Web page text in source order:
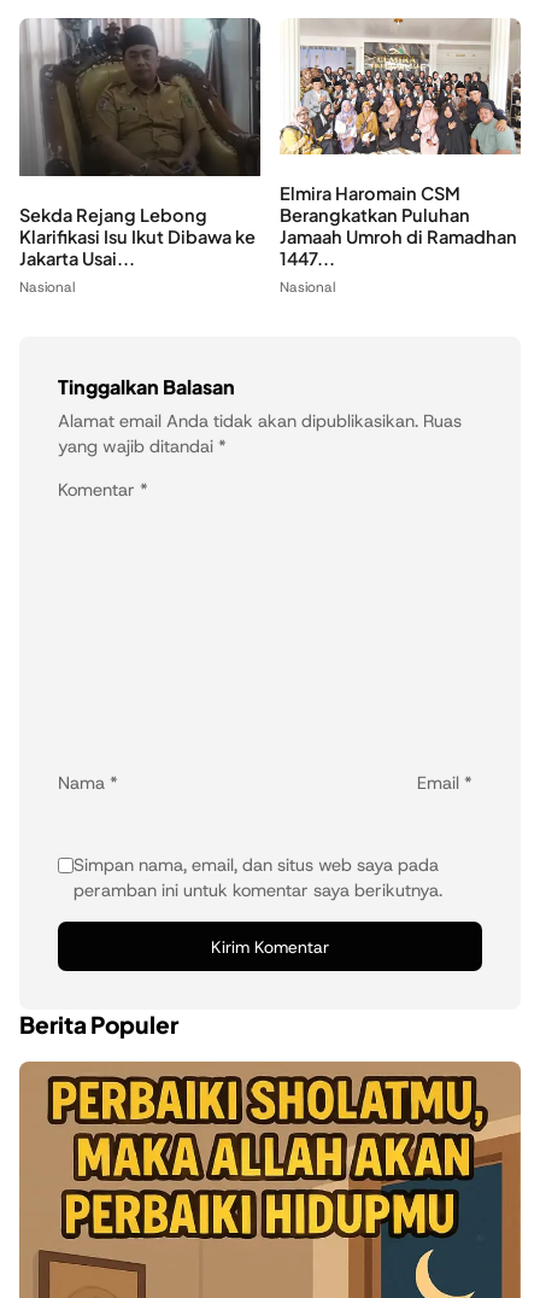
Sekda Rejang Lebong
Klarifikasi Isu Ikut Dibawa ke
Jakarta Usai...
Nasional
Elmira Haromain CSM
Berangkatkan Puluhan
Jamaah Umroh di Ramadhan
1447...
Nasional
Tinggalkan Balasan
Alamat email Anda tidak akan dipublikasikan. Ruas
yang wajib ditandai *
Komentar *
Nama * Email *
Simpan nama, email, dan situs web saya pada
peramban ini untuk komentar saya berikutnya.
Berita Populer